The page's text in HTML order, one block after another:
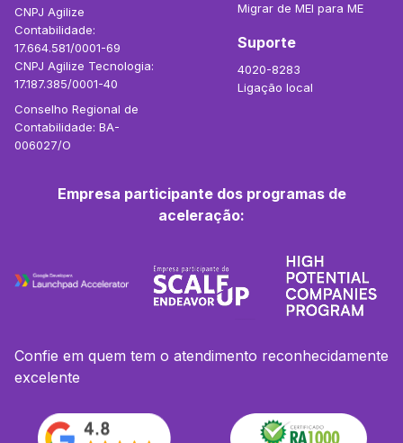
CNPJ Agilize
Contabilidade:
17.664.581/0001-69
CNPJ Agilize Tecnologia:
17.187.385/0001-40
Conselho Regional de
Contabilidade: BA-
006027/O
Migrar de MEI para ME
Suporte
4020-8283
Ligação local
Empresa participante dos programas de
aceleração:
Confie em quem tem o atendimento reconhecidamente
excelente